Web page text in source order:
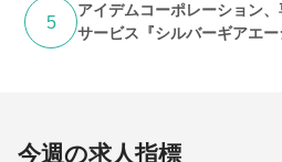
5
アイデムコーポレーション
サービス『シルバーギアエ
今週の求人指標